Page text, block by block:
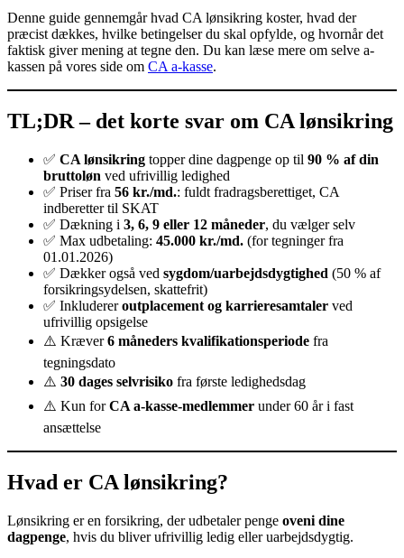
Denne guide gennemgår hvad CA lønsikring koster, hvad der
præcist dækkes, hvilke betingelser du skal opfylde, og hvornår det
faktisk giver mening at tegne den. Du kan læse mere om selve a-
kassen på vores side om CA a-kasse.
TL;DR – det korte svar om CA lønsikring
✅ CA lønsikring topper dine dagpenge op til 90 % af din
bruttoløn ved ufrivillig ledighed
✅ Priser fra 56 kr./md.: fuldt fradragsberettiget, CA
indberetter til SKAT
✅ Dækning i 3, 6, 9 eller 12 måneder, du vælger selv
✅ Max udbetaling: 45.000 kr./md. (for tegninger fra
01.01.2026)
✅ Dækker også ved sygdom/uarbejdsdygtighed (50 % af
forsikringsydelsen, skattefrit)
✅ Inkludereroutplacement og karrieresamtaler ved
ufrivillig opsigelse
⚠️ Kræver6 måneders kvalifikationsperiode fra
tegningsdato
⚠️ 30 dages selvrisiko fra første ledighedsdag
⚠️ Kun forCA a-kasse-medlemmer under 60 år i fast
ansættelse
Hvad er CA lønsikring?
Lønsikring er en forsikring, der udbetaler penge oveni dine
dagpenge, hvis du bliver ufrivillig ledig eller uarbejdsdygtig.